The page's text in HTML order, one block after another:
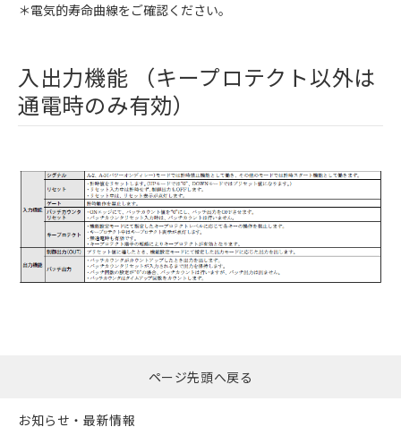
＊電気的寿命曲線をご確認ください。
入出力機能 （キープロテクト以外は
通電時のみ有効）
ページ先頭へ戻る
お知らせ・最新情報